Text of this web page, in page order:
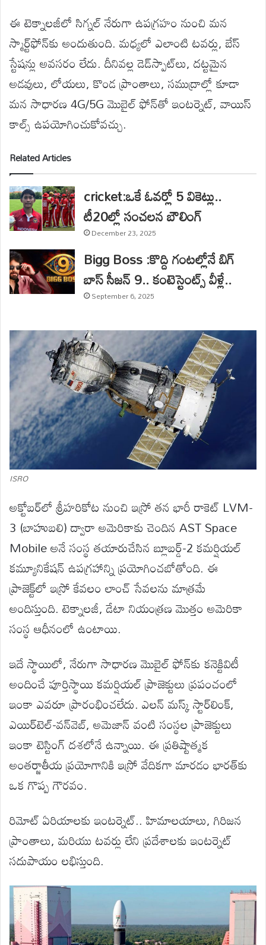
ఈ టెక్నాలజీలో సిగ్నల్ నేరుగా ఉపగ్రహం నుంచి మన
స్మార్ట్‌ఫోన్‌కు అందుతుంది. మధ్యలో ఎలాంటి టవర్లు, బేస్
స్టేషన్లు అవసరం లేదు. దీనివల్ల డెడ్‌స్పాట్‌లు, దట్టమైన
అడవులు, లోయలు, కొండ ప్రాంతాలు, సముద్రాల్లో కూడా
మన సాధారణ 4G/5G మొబైల్ ఫోన్‌తో ఇంటర్నెట్, వాయిస్
కాల్స్ ఉపయోగించుకోవచ్చు.
Related Articles
cricket:ఒకే ఓవర్లో 5 వికెట్లు..
టీ20ల్లో సంచలన బౌలింగ్
December 23, 2025
Bigg Boss :కొద్ది గంటల్లోనే బిగ్
బాస్ సీజన్ 9.. కంటెస్టెంట్స్‌ వీళ్లే..
September 6, 2025
ISRO
అక్టోబర్‌లో శ్రీహరికోట నుంచి ఇస్రో తన భారీ రాకెట్ LVM-
3 (బాహుబలి) ద్వారా అమెరికాకు చెందిన AST Space
Mobile అనే సంస్థ తయారుచేసిన బ్లూబర్డ్-2 కమర్షియల్
కమ్యూనికేషన్ ఉపగ్రహాన్ని ప్రయోగించబోతోంది. ఈ
ప్రాజెక్ట్‌లో ఇస్రో కేవలం లాంచ్ సేవలను మాత్రమే
అందిస్తుంది. టెక్నాలజీ, డేటా నియంత్రణ మొత్తం అమెరికా
సంస్థ ఆధీనంలో ఉంటాయి.
ఇదే స్థాయిలో, నేరుగా సాధారణ మొబైల్ ఫోన్‌కు కనెక్టివిటీ
అందించే పూర్తిస్థాయి కమర్షియల్ ప్రాజెక్టులు ప్రపంచంలో
ఇంకా ఎవరూ ప్రారంభించలేదు. ఎలన్ మస్క్ స్టార్‌లింక్,
ఎయిర్‌టెల్-వన్‌వెబ్, అమెజాన్ వంటి సంస్థల ప్రాజెక్టులు
ఇంకా టెస్టింగ్ దశలోనే ఉన్నాయి. ఈ ప్రతిష్టాత్మక
అంతర్జాతీయ ప్రయోగానికి ఇస్రో వేదికగా మారడం భారత్‌కు
ఒక గొప్ప గౌరవం.
రిమోట్ ఏరియాలకు ఇంటర్నెట్.. హిమాలయాలు, గిరిజన
ప్రాంతాలు, మరియు టవర్లు లేని ప్రదేశాలకు ఇంటర్నెట్
సదుపాయం లభిస్తుంది.